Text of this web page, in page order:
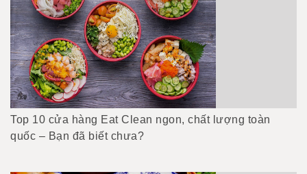
Top 10 cửa hàng Eat Clean ngon, chất lượng toàn
quốc – Bạn đã biết chưa?